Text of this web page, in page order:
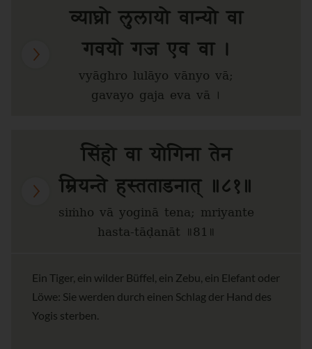
व्याघ्रो लुलायो वान्यो वा
गवयो गज एव वा ।
vyāghro lulāyo vānyo vā;
gavayo gaja eva vā ।
सिंहो वा योगिना तेन
म्रियन्ते हस्तताडनात् ॥८१॥
siṁho vā yoginā tena; mriyante
hasta-tāḍanāt ॥81॥
Ein Tiger, ein wilder Büffel, ein Zebu, ein Elefant oder
Löwe: Sie werden durch einen Schlag der Hand des
Yogis sterben.